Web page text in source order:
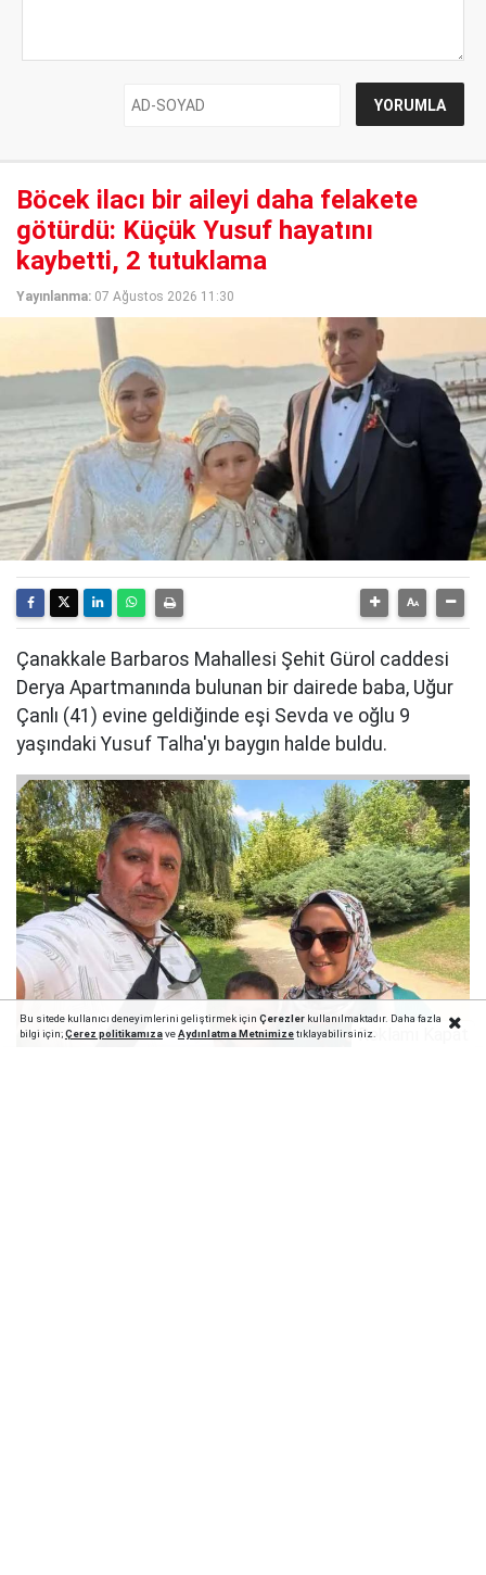
Böcek ilacı bir aileyi daha felakete
götürdü: Küçük Yusuf hayatını
kaybetti, 2 tutuklama
Yayınlanma: 07 Ağustos 2026 11:30
Çanakkale Barbaros Mahallesi Şehit Gürol caddesi
Derya Apartmanında bulunan bir dairede baba, Uğur
Çanlı (41) evine geldiğinde eşi Sevda ve oğlu 9
yaşındaki Yusuf Talha'yı baygın halde buldu.
Bu sitede kullanıcı deneyimlerini geliştirmek için Çerezlerkullanılmaktadır. Daha fazla
bilgi için;Çerez politikamızaveAydınlatma Metnimizetıklayabilirsiniz.Reklamı Kapat